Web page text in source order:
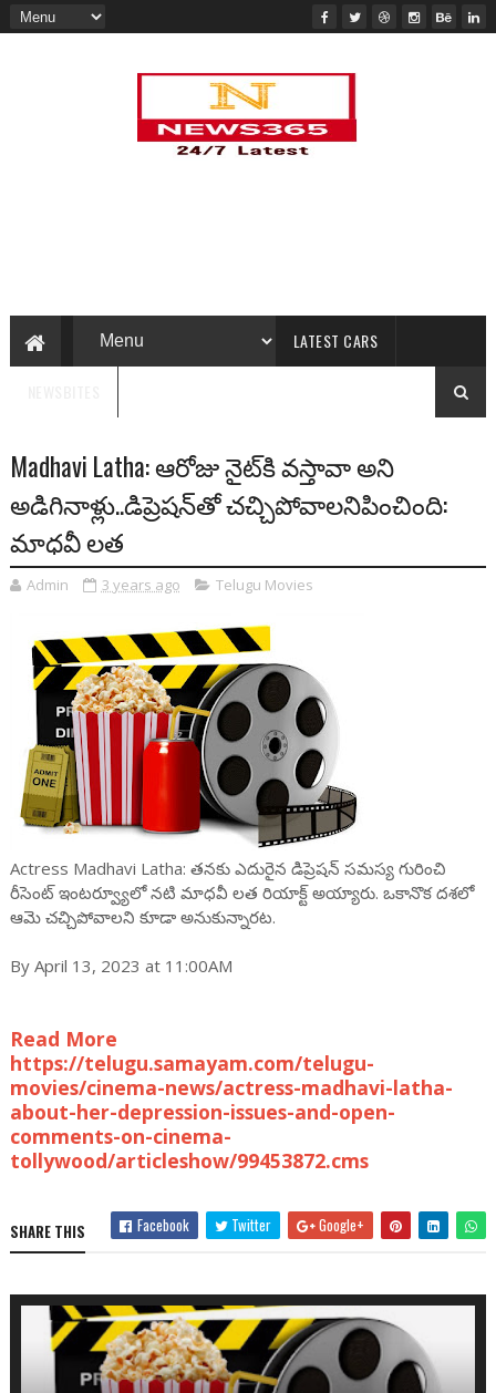
LATEST CARS
Madhavi Latha: ఆరోజు నైట్‌కి వ‌స్తావా అని
అడిగినాళ్లు..డిప్రెష‌న్‌తో చ‌చ్చిపోవాల‌నిపించింది:
మాధ‌వీ ల‌త
Admin 3 years ago Telugu Movies
Actress Madhavi Latha: త‌న‌కు ఎదురైన డిప్రెష‌న్ స‌మ‌స్య గురించి
రీసెంట్ ఇంట‌ర్వ్యూలో న‌టి మాధ‌వీ ల‌త రియాక్ట్ అయ్యారు. ఒకానొక ద‌శ‌లో
ఆమె చ‌చ్చిపోవాల‌ని కూడా అనుకున్నార‌ట‌.
By April 13, 2023 at 11:00AM
Read More
https://telugu.samayam.com/telugu-
movies/cinema-news/actress-madhavi-latha-
about-her-depression-issues-and-open-
comments-on-cinema-
tollywood/articleshow/99453872.cms
SHARE THIS Facebook Twitter Google+